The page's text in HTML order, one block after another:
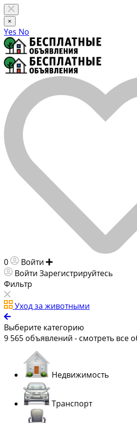
×
Yes No
0 Войти
Войти Зарегистрируйтесь
Фильтр
Уход за животными
Выберите категорию
9 565 объявлений - смотреть все
Недвижимость
Транспорт